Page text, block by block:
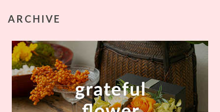
ARCHIVE